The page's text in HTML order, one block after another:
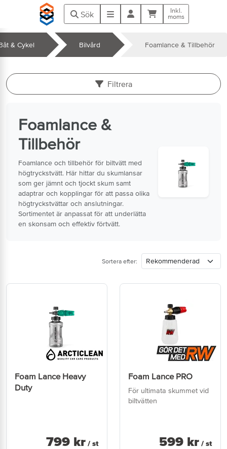
Hoppa till huvudinnehåll
Sök Meny Kundvagn
Inkl.
moms
& Cykel Bilvård Foamlance & Tillbehör
Filtrera
Foamlance &
Tillbehör
Foamlance och tillbehör för biltvätt med
högtryckstvätt. Här hittar du skumlansar
som ger jämnt och tjockt skum samt
adaptrar och kopplingar för att passa olika
högtryckstvättar och anslutningar.
Sortimentet är anpassat för att underlätta
en skonsam och effektiv förtvätt.
Sortera efter:
Foam Lance Heavy
Duty
799 kr / st
Foam Lance PRO
För ultimata skummet vid
biltvätten
599 kr / st